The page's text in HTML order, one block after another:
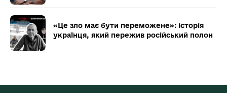
«Це зло має бути переможене»: історія
українця, який пережив російський полон